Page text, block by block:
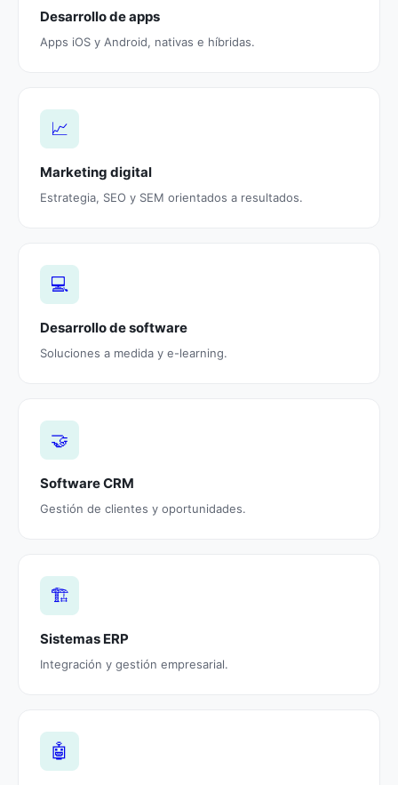
Desarrollo de apps
Apps iOS y Android, nativas e híbridas.
📈
Marketing digital
Estrategia, SEO y SEM orientados a resultados.
💻
Desarrollo de software
Soluciones a medida y e-learning.
🤝
Software CRM
Gestión de clientes y oportunidades.
🏗️
Sistemas ERP
Integración y gestión empresarial.
🤖